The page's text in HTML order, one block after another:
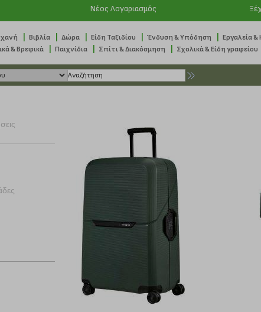
Νέος Λογαριασμός
Βιβλία Δώρα Είδη Ταξιδίου Ένδυση & Υπόδηση Εργαλεία
& Βρεφικά Παιχνίδια Σπίτι & Διακόσμηση Σχολικά & Είδη γραφείου